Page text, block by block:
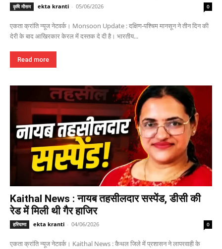
कृषि मौसम ekta kranti - 05/06/2026 0
एकता क्रांति न्यूज नेटवर्क। Monsoon Update : दक्षिण-पश्चिम मानसून ने तीन दिन की
देरी के बाद आखिरकार केरल में दस्तक दे दी है। भारतीय...
Read more
Kaithal News : नायब तहसीलदार सस्पेंड, डीसी की
रेड में मिली थी गैर हाजिर
हरियाणा ekta kranti - 04/06/2026 0
एकता क्रांति न्यूज नेटवर्क। Kaithal News : कैथल जिले में प्रशासन ने लापरवाही के